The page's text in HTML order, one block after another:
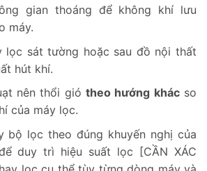
gian thoáng để không khí lưu
máy.
lọc sát tường hoặc sau đồ nội thất
hút khí.
nên thổi giótheo hướng khácso
của máy lọc.
bộ lọc theo đúng khuyến nghị của
duy trì hiệu suất lọc [CẦN XÁC